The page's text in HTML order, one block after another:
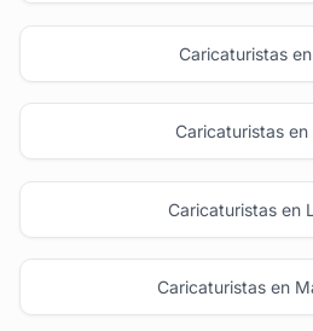
Caricaturistas
Caricaturistas en
Caricaturistas en
Caricaturistas en